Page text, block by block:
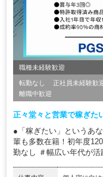
職種未経験歓迎
転勤なし 正社員未経験歓
離職中歓迎
正々堂々と営業で稼ぎた
●「稼ぎたい」というあ
輩も多数在籍！初年度
勤なし ＃幅広い年代が活